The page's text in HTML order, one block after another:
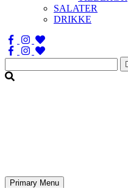
SALATER
DRIKKE
Søg
efter:
Primary Menu